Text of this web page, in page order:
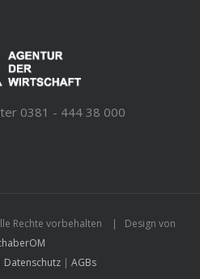
0381 - 444 38 000
Rechte vorbehalten | Design von
Datenschutz| AGBs